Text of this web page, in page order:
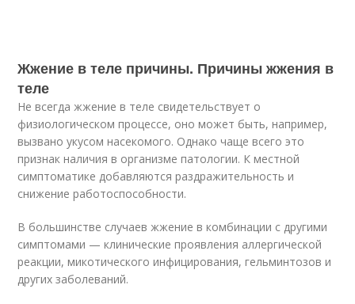
Жжение в теле причины. Причины жжения в
теле
Не всегда жжение в теле свидетельствует о
физиологическом процессе, оно может быть, например,
вызвано укусом насекомого. Однако чаще всего это
признак наличия в организме патологии. К местной
симптоматике добавляются раздражительность и
снижение работоспособности.
В большинстве случаев жжение в комбинации с другими
симптомами — клинические проявления аллергической
реакции, микотического инфицирования, гельминтозов и
других заболеваний.